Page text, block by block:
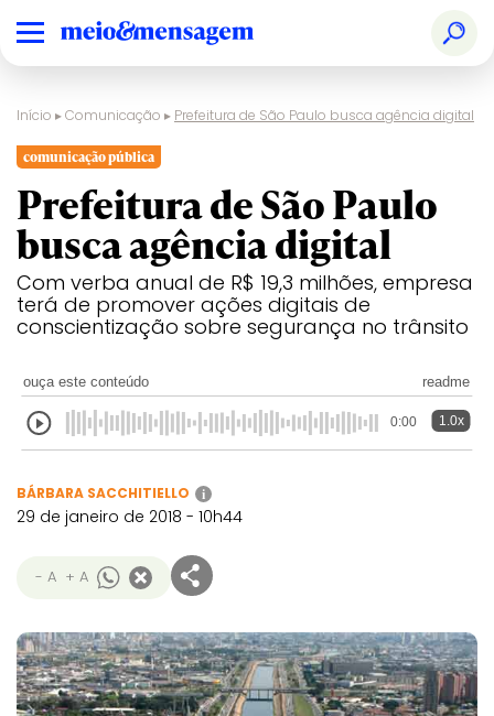
Início ▸Comunicação ▸ Prefeitura de São Paulo busca agência digital
comunicação pública
Prefeitura de São Paulo
busca agência digital
Com verba anual de R$ 19,3 milhões, empresa
terá de promover ações digitais de
conscientização sobre segurança no trânsito
ouça este conteúdo readme
0:00 1.0x
BÁRBARA SACCHITIELLO i
29 de janeiro de 2018 - 10h44
- A + A